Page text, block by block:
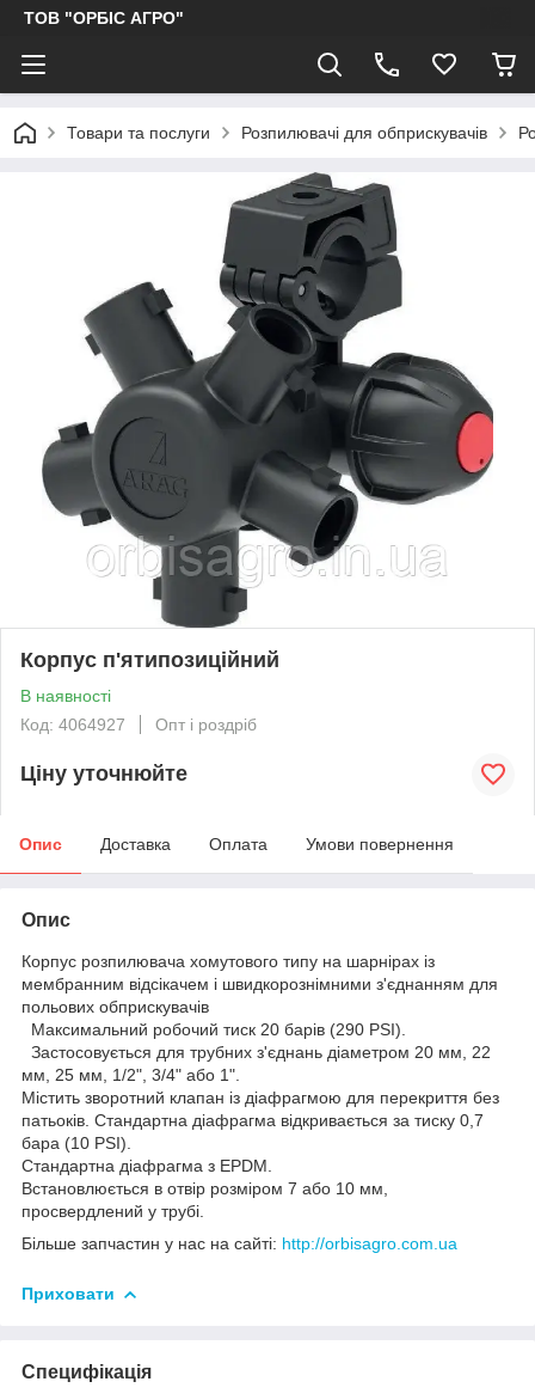
ТОВ "ОРБІС АГРО"
Товари та послуги Розпилювачі для обприскувачів
Корпус п'ятипозиційний
В наявності
Код: 4064927
Опт і роздріб
Ціну уточнюйте
Опис Доставка Оплата Умови повернення
Опис
Корпус розпилювача хомутового типу на шарнірах із
мембранним відсікачем і швидкорознімними з'єднанням для
польових обприскувачів
Максимальний робочий тиск 20 барів (290 PSI).
Застосовується для трубних з'єднань діаметром 20 мм, 22
мм, 25 мм, 1/2", 3/4" або 1".
Містить зворотний клапан із діафрагмою для перекриття без
патьоків. Стандартна діафрагма відкривається за тиску 0,7
бара (10 PSI).
Стандартна діафрагма з EPDM.
Встановлюється в отвір розміром 7 або 10 мм,
просвердлений у трубі.
Більше запчастин у нас на сайті: http://orbisagro.com.ua
Приховати
Специфікація